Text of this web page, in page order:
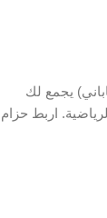
يجمع لك
اربط حزام